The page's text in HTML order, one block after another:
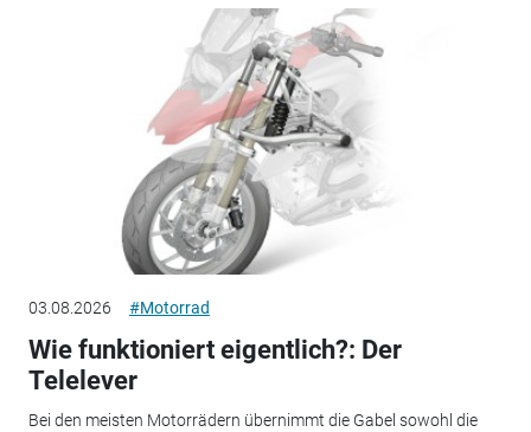
03.08.2026 #Motorrad
Wie funktioniert eigentlich?: Der
Telelever
Bei den meisten Motorrädern übernimmt die Gabel sowohl die